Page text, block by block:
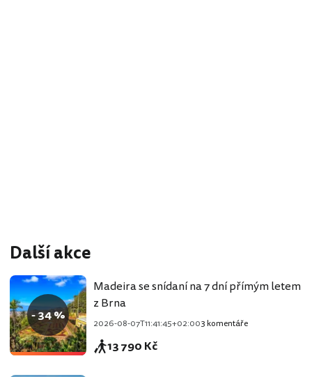
Další akce
- 34 %
Madeira se snídaní na 7 dní přímým letem
z Brna
2026-08-07T11:41:45+02:003 komentáře
13 790 Kč